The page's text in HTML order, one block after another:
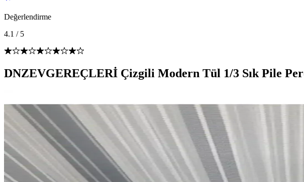
Değerlendirme
4.1 / 5
DNZEVGEREÇLERİ Çizgili Modern Tül 1/3 Sık Pile